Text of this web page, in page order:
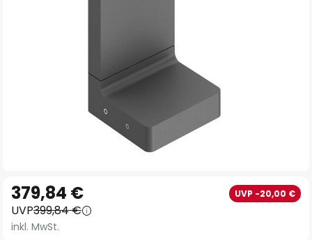
Anfang
der
Bildgalerie
379,84 € UVP -20,00 €
UVP399,84 €
inkl. MwSt.